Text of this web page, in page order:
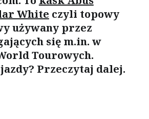
White czyli topowy
używany przez
się m.in. w
Tourowych.
Przeczytaj dalej.